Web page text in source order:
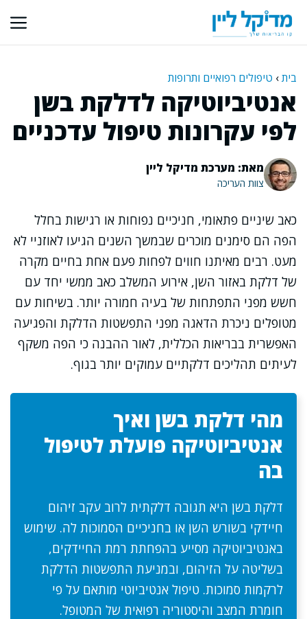
לתוכן
בית› טיפולים רפואיים ותרופות
אנטיביוטיקה לדלקת בשן
לפי עקרונות טיפול עדכניים
מאת: מערכת מדיקל ליין
צוות העריכה
כאב שיניים פתאומי, חניכיים נפוחות או רגישות בחלל
הפה הם סימנים מוכרים שבמשך השנים הגיעו לאוזניי לא
מעט. רבים מאיתנו חווים לפחות פעם אחת בחיים מקרה
של דלקת באזור השן, אירוע המשלב כאב ממשי יחד עם
חשש מפני התפתחות של בעיה חמורה יותר. בשיחות עם
מטופלים ניכרת הדאגה מפני התפשטות הדלקת והפגיעה
האפשרית בבריאות הכללית, לאור ההבנה כי הפה משקף
לעיתים תהליכים דלקתיים עמוקים יותר בגוף.
מהי דלקת בשן ואיך
אנטיביוטיקה פועלת לטיפול
בה
דלקת בשן היא תגובה דלקתית לרוב עקב זיהום
חיידקי בשורש השן או בחניכיים הסמוכות לה. שימוש
באנטיביוטיקה מסייע בהפחתת רמת החיידקים,
בשליטה על הזיהום, ובמניעת התפשטות הדלקת
לרקמות סמוכות. טיפול אנטיביוטי מותאם על פי
חומרת המצב והיסטוריה רפואית של המטופל.